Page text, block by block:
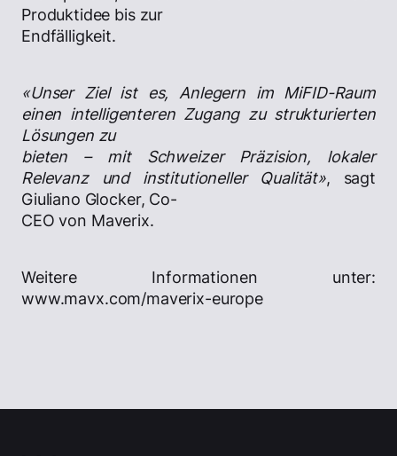
Produktidee bis zur
Endfälligkeit.
«Unser Ziel ist es, Anlegern im MiFID-Raum
einen intelligenteren Zugang zu strukturierten
Lösungen zu
bieten – mit Schweizer Präzision, lokaler
Relevanz und institutioneller Qualität», sagt
Giuliano Glocker, Co-
CEO von Maverix.
Weitere Informationen unter:
www.mavx.com/maverix-europe